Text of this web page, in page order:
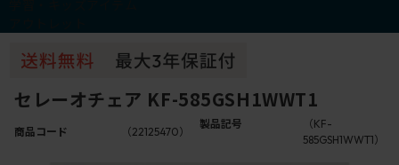
セレーオチェア KF-585GSH1WWT1
商品コード （22125470）
製品記号
（KF-
585GSH1WWT1）